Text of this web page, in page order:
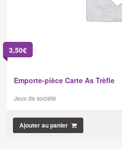
3,50€
Emporte-pièce Carte As Trèfle
Jeux de société
Ajouter au panier